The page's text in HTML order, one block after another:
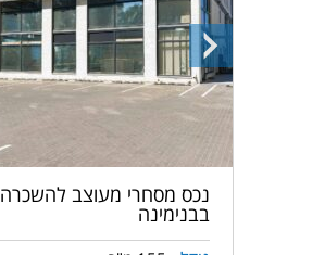
התמונה
הבאה
נכס מסחרי מעוצב להשכרה
בבנימינה